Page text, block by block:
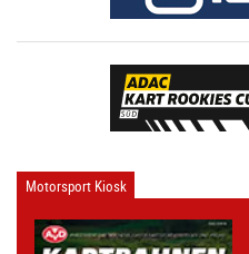
Motorsport Kiosk